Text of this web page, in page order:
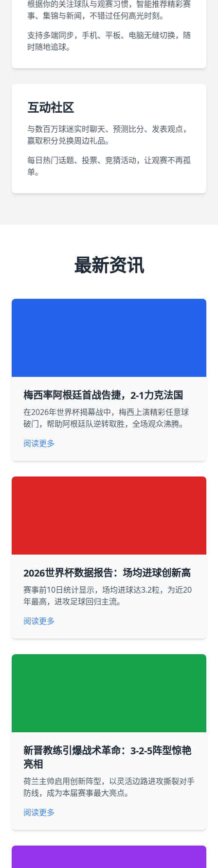
根据你的关注球队与观赛习惯，智能推荐精彩赛
事、集锦与新闻，不错过任何高光时刻。
支持多端同步，手机、平板、电脑无缝切换，随
时随地追球。
互动社区
与数百万球迷实时聊天、预测比分、发表观点，
赢取积分兑换周边礼品。
每日热门话题、投票、竞猜活动，让观赛不再孤
单。
最新资讯
梅西率阿根廷首战告捷，2-1力克法国
在2026年世界杯揭幕战中，梅西上演精彩任意球
破门，帮助阿根廷队逆转取胜，全场观众沸腾。
阅读更多
2026世界杯数据报告：场均进球创新高
赛事前10日统计显示，场均进球达3.2粒，为近20
年最高，进攻足球回归主流。
阅读更多
新晋教练引爆战术革命：3-2-5阵型惊艳
亮相
荷兰主帅启用创新阵型，以灵活边路进攻撕裂对手
防线，成为本届赛事最大亮点。
阅读更多